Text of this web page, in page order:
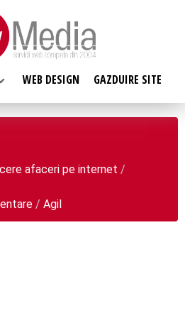
WEB DESIGN GAZDUIRE SITE
afaceri pe internet /
/ Agil